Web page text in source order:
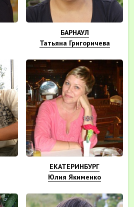
БАРНАУЛ
Татьяна Григоричева
ЕКАТЕРИНБУРГ
Юлия Якименко